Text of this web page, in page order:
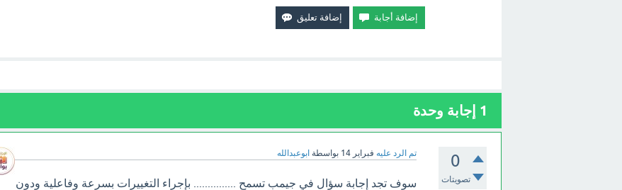
1 إجابة وحدة
0
تصويتات
تم الرد عليه فبراير 14 بواسطة ابوعبدالله
سوف تجد إجابة سؤال في جيمب تسمح ............... بإجراء التغييرات بسرعة وفاعلية ودون